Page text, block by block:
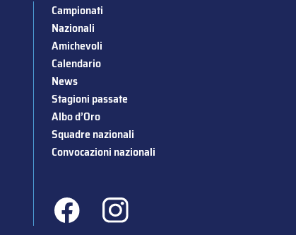
Campionati
Nazionali
Amichevoli
Calendario
News
Stagioni passate
Albo d’Oro
Squadre nazionali
Convocazioni nazionali